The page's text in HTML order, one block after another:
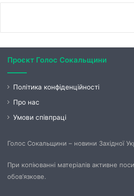
Проєкт Голос Сокальщини
Політика конфіденційності
Про нас
Умови співпраці
Голос Сокальщини – новини Західної
При копіюванні матеріалів активне
обов’язкове.